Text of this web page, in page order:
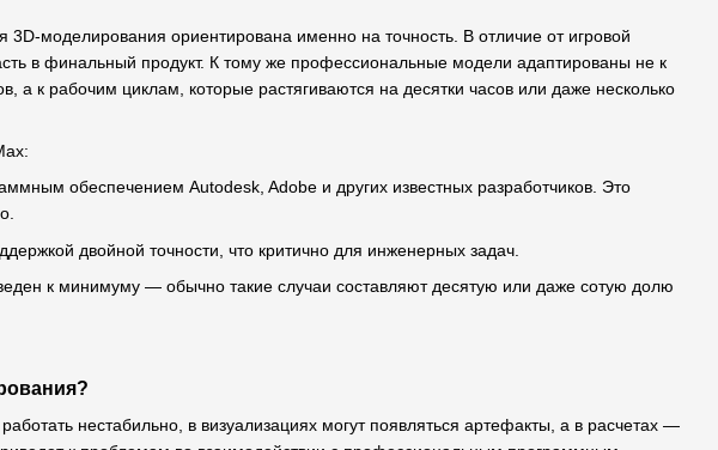
моделирования ориентирована именно на точность. В отличие от игровой
в финальный продукт. К тому же профессиональные модели адаптированы не к
а к рабочим циклам, которые растягиваются на десятки часов или даже несколько
обеспечением Autodesk, Adobe и других известных разработчиков. Это
двойной точности, что критично для инженерных задач.
к минимуму — обычно такие случаи составляют десятую или даже сотую долю
нестабильно, в визуализациях могут появляться артефакты, а в расчетах —